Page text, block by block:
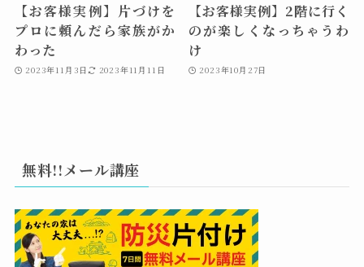
【お客様実例】片づけを
プロに頼んだら家族がか
わった
2023年11月3日 2023年11月11日
【お客様実例】2階に行く
のが楽しくなっちゃうわ
け
2023年10月27日
無料!!メール講座